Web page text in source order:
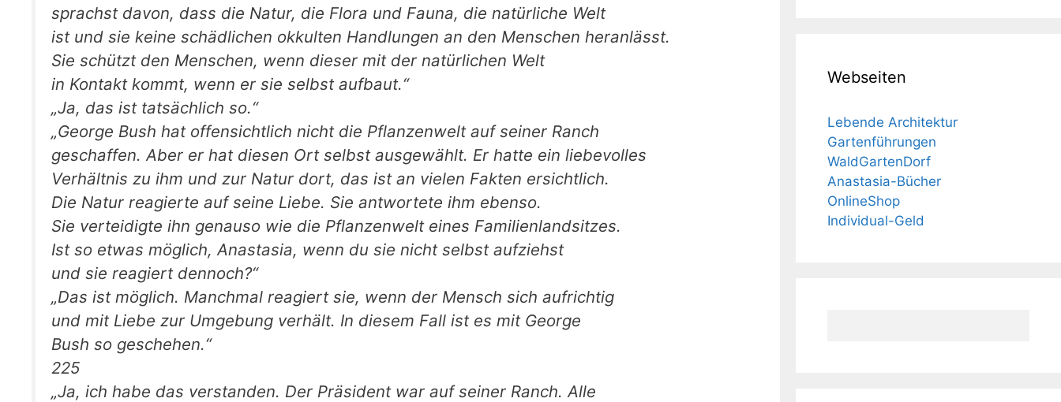
sprachst davon, dass die Natur, die Flora und Fauna, die natürliche Welt
ist und sie keine schädlichen okkulten Handlungen an den Menschen heranlässt.
Sie schützt den Menschen, wenn dieser mit der natürlichen Welt
in Kontakt kommt, wenn er sie selbst aufbaut.“
„Ja, das ist tatsächlich so.“
„George Bush hat offensichtlich nicht die Pflanzenwelt auf seiner Ranch
geschaffen. Aber er hat diesen Ort selbst ausgewählt. Er hatte ein liebevolles
Verhältnis zu ihm und zur Natur dort, das ist an vielen Fakten ersichtlich.
Die Natur reagierte auf seine Liebe. Sie antwortete ihm ebenso.
Sie verteidigte ihn genauso wie die Pflanzenwelt eines Familienlandsitzes.
Ist so etwas möglich, Anastasia, wenn du sie nicht selbst aufziehst
und sie reagiert dennoch?“
„Das ist möglich. Manchmal reagiert sie, wenn der Mensch sich aufrichtig
und mit Liebe zur Umgebung verhält. In diesem Fall ist es mit George
Bush so geschehen.“
225
„Ja, ich habe das verstanden. Der Präsident war auf seiner Ranch. Alle
Webseiten
Lebende Architektur
Gartenführungen
WaldGartenDorf
Anastasia-Bücher
OnlineShop
Individual-Geld